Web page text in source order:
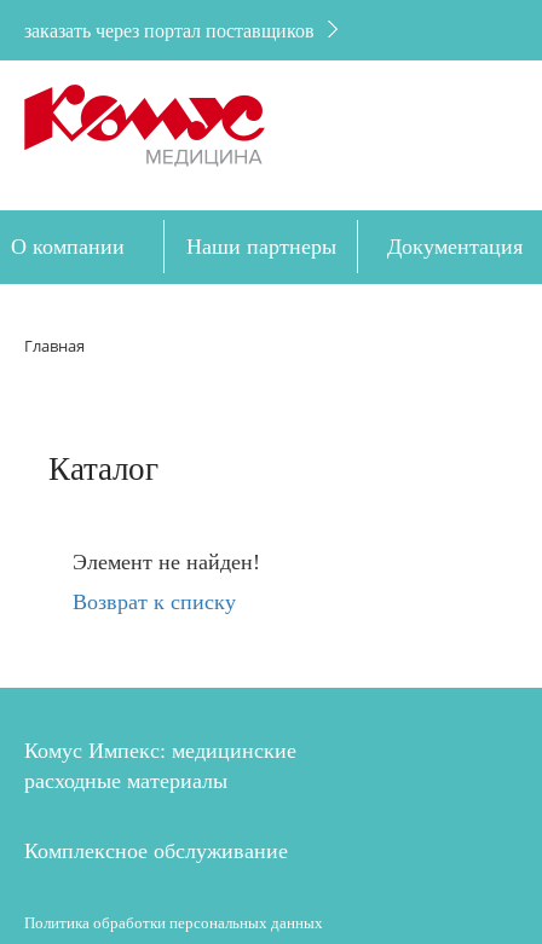
заказать через портал поставщиков
О компании Наши партнеры Документация
Главная
Каталог
Элемент не найден!
Возврат к списку
Комус Импекс: медицинские
расходные материалы
Комплексное обслуживание
Политика обработки персональных данных